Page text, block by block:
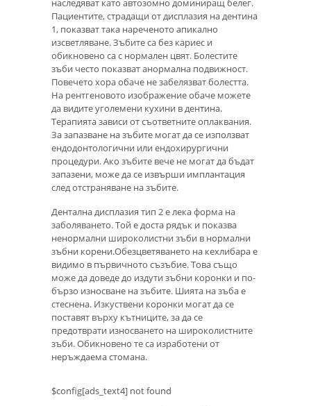
наследяват като автозомно доминиращ белег.
Пациентите, страдащи от дисплазия на дентина
1, показват така нареченото апикално
изсветляване. Зъбите са без кариес и
обикновено са с нормален цвят. Болестите
зъби често показват анормална подвижност.
Повечето хора обаче не забелязват болестта.
На рентгеновото изображение обаче можете
да видите уголемени кухини в дентина.
Терапията зависи от съответните оплаквания.
За запазване на зъбите могат да се използват
ендодонтологични или ендохирургични
процедури. Ако зъбите вече не могат да бъдат
запазени, може да се извърши имплантация
след отстраняване на зъбите.
Дентална дисплазия тип 2 е лека форма на
заболяването. Той е доста рядък и показва
ненормални широколистни зъби в нормални
зъбни корени.Обезцветяването на кехлибара е
видимо в първичното съзъбие. Това също
може да доведе до издути зъбни коронки и по-
бързо износване на зъбите. Шията на зъба е
стеснена. Изкуствени коронки могат да се
поставят върху кътниците, за да се
предотврати износването на широколистните
зъби. Обикновено те са изработени от
неръждаема стомана.
$config[ads_text4] not found